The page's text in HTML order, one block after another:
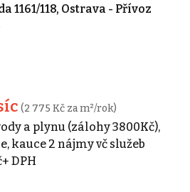
1161/118, Ostrava - Přívoz
(2 775 Kč za m²/rok)
a plynu (zálohy 3800Kč),
kauce 2 nájmy vč služeb
DPH